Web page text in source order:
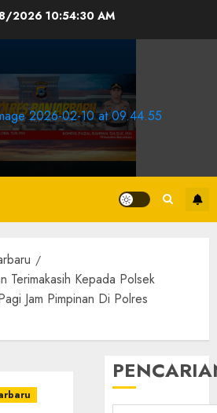
2026 10:54:30 AM
Terimakasih Kepada Polsek
Jam Pimpinan Di Polres